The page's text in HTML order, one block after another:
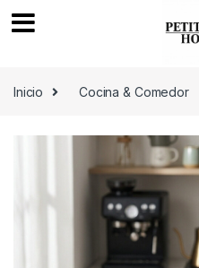
Inicio
Cocina & Comedor